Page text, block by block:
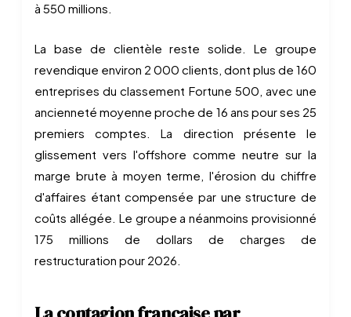
à 550 millions.
La base de clientèle reste solide. Le groupe
revendique environ 2 000 clients, dont plus de 160
entreprises du classement Fortune 500, avec une
ancienneté moyenne proche de 16 ans pour ses 25
premiers comptes. La direction présente le
glissement vers l'offshore comme neutre sur la
marge brute à moyen terme, l'érosion du chiffre
d'affaires étant compensée par une structure de
coûts allégée. Le groupe a néanmoins provisionné
175 millions de dollars de charges de
restructuration pour 2026.